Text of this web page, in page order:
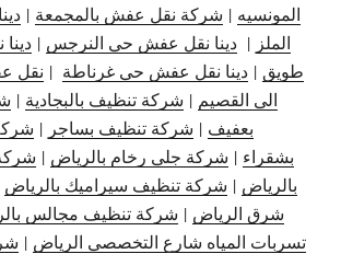
المونسيه | شركة نقل عفش بالمجمعة |
الملز | دينا نقل عفش حي النرجس |
طويق |دينا نقل عفش حي غرناطة | نقل
الى القصيم | شركة تنظيف بالبجادية |
بعفيف | شركة تنظيف بساجر |
بشقراء | شركة جلى رخام بالرياض |
بالرياض | شركة تنظيف سيراميك بالرياض
شرق الرياض | شركة تنظيف مجالس
تسربات المياه شارع التخصصي الرياض |